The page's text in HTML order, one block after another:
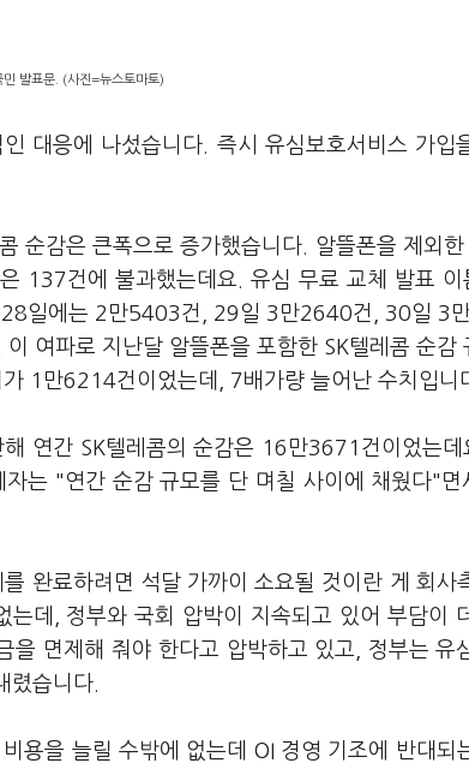
발표문. (사진=뉴스토마토)
대응에 나섰습니다. 즉시 유심보호서비스 가입
순감은 큰폭으로 증가했습니다. 알뜰폰을 제외
137건에 불과했는데요. 유심 무료 교체 발표 이
28일에는 2만5403건, 29일 3만2640건, 30일 3
여파로 지난달 알뜰폰을 포함한 SK텔레콤 순감
1만6214건이었는데, 7배가량 늘어난 수치입니
연간 SK텔레콤의 순감은 16만3671건이었는
는 "연간 순감 규모를 단 며칠 사이에 채웠다"면
완료하려면 석달 가까이 소요될 것이란 게 회사
데, 정부와 국회 압박이 지속되고 있어 부담이
을 면제해 줘야 한다고 압박하고 있고, 정부는 유
렸습니다.
용을 늘릴 수밖에 없는데 OI 경영 기조에 반대되